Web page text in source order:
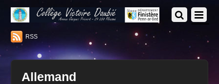
RSS
Allemand